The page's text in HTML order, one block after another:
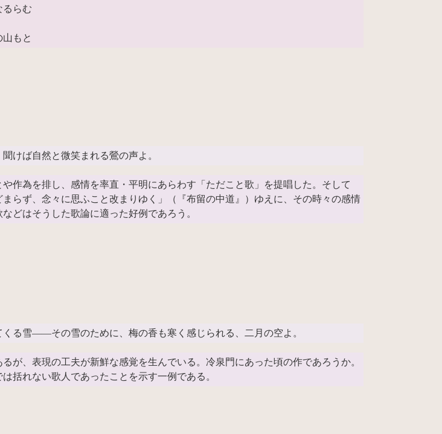
るらむ
もと
けば自然と微笑まれる鶯の声よ。
作為を排し、感情を率直・平明にあらわす「ただこと歌」を提唱した。そして
らず、念々に思ふこと改まりゆく」（『布留の中道』）ゆえに、その時々の感情
どはそうした歌論に適った好例であろう。
くる雪――その雪のために、梅の香も寒く感じられる、二月の空よ。
が、表現の工夫が新鮮な感覚を生んでいる。冷泉門にあった頃の作であろうか。
括れない歌人であったことを示す一例である。